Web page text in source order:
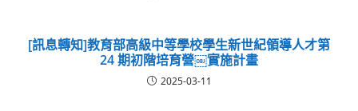
[訊息轉知]教育部高級中等學校學生新世紀領導人才第
24 期初階培育營￼實施計畫
2025-03-11